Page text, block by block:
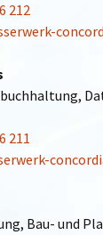
212
211
Bau- und